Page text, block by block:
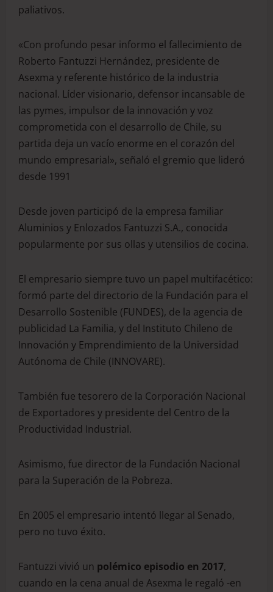
paliativos.
«Con profundo pesar informo el fallecimiento de
Roberto Fantuzzi Hernández, presidente de
Asexma y referente histórico de la industria
nacional. Líder visionario, defensor incansable de
las pymes, impulsor de la innovación y voz
comprometida con el desarrollo de Chile, su
partida deja un vacío enorme en el corazón del
mundo empresarial», señaló el gremio que lideró
desde 1991
Desde joven participó de la empresa familiar
Aluminios y Enlozados Fantuzzi S.A., conocida
popularmente por sus ollas y utensilios de cocina.
El empresario siempre tuvo un papel multifacético:
formó parte del directorio de la Fundación para el
Desarrollo Sostenible (FUNDES), de la agencia de
publicidad La Familia, y del Instituto Chileno de
Innovación y Emprendimiento de la Universidad
Autónoma de Chile (INNOVARE).
También fue tesorero de la Corporación Nacional
de Exportadores y presidente del Centro de la
Productividad Industrial.
Asimismo, fue director de la Fundación Nacional
para la Superación de la Pobreza.
En 2005 el empresario intentó llegar al Senado,
pero no tuvo éxito.
Fantuzzi vivió un polémico episodio en 2017,
cuando en la cena anual de Asexma le regaló -en